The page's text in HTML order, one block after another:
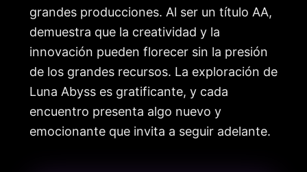
grandes producciones. Al ser un título AA,
demuestra que la creatividad y la
innovación pueden florecer sin la presión
de los grandes recursos. La exploración de
Luna Abyss es gratificante, y cada
encuentro presenta algo nuevo y
emocionante que invita a seguir adelante.